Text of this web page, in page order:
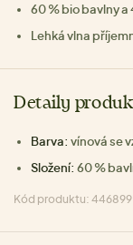
60 % bio bavlny a
Lehká vlna
Detaily
Barva: vínová se
Složení: 60 %
Kód produktu: